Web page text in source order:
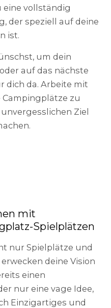
eine vollständig
der speziell auf deine
ist.
um dein
auf das nächste
dich da. Arbeite mit
zu
Ziel
mit
Spielplätzen
nur Spielplätze und
deine Vision
einen
nur eine vage Idee,
Einzigartiges und